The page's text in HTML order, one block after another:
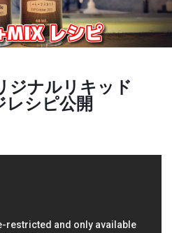
ジナルリキッド
レシピ公開